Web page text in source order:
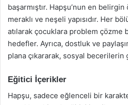
başarmıştır. Hapşu’nun en
meraklı ve neşeli yapısıdır. Her
atılarak çocuklara problem
hedefler. Ayrıca, dostluk ve
plana çıkararak, sosyal becerilerin
Eğitici İçerikler
Hapşu, sadece eğlenceli bir